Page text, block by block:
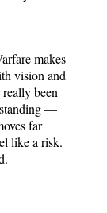
makes
vision and
been
—
far
like a risk.